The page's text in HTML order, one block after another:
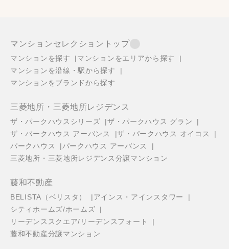
マンションセレクショントップ
マンションを探す
マンションをエリアから探す
マンションを沿線・駅から探す
マンションをブランドから探す
三菱地所・三菱地所レジデンス
ザ・パークハウスシリーズ
ザ・パークハウス グラン
ザ・パークハウス アーバンス
ザ・パークハウス オイコス
パークハウス
パークハウス アーバンス
三菱地所・三菱地所レジデンス分譲マンション
藤和不動産
BELISTA（ベリスタ）
アインス・アインスタワー
シティホームズ/ホームズ
リーデンススクエア/リーデンスフォート
藤和不動産分譲マンション